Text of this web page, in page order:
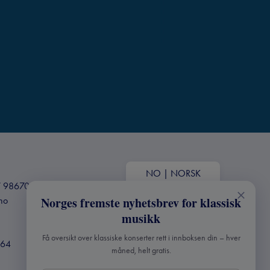
98670803
NO | NORSK
Norges fremste nyhetsbrev for klassisk
musikk
Få oversikt over klassiske konserter rett i innboksen din – hver
måned, helt gratis.